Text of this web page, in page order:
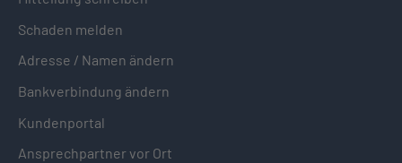
Schaden melden
Adresse / Namen ändern
Bankverbindung ändern
Kundenportal
Ansprechpartner vor Ort